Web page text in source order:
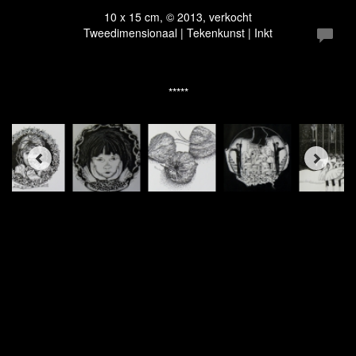
10 x 15 cm, © 2013, verkocht
Tweedimensionaal | Tekenkunst | Inkt
*****